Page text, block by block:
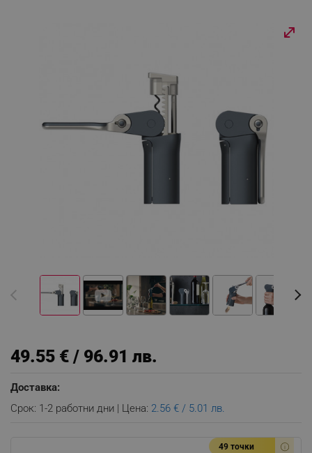
49.55 € / 96.91 лв.
Доставка:
Срок: 1-2 работни дни | Цена: 2.56 € / 5.01 лв.
49 точки